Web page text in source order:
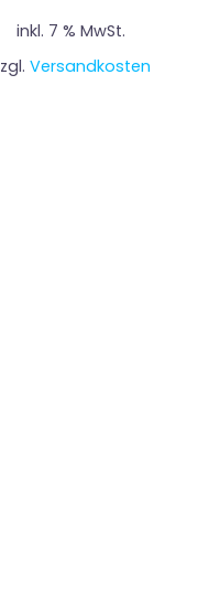
inkl. 7 % MwSt.
Versandkosten